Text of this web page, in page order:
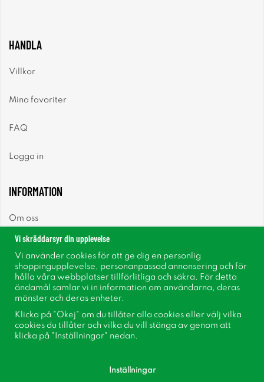
HANDLA
Villkor
Mina favoriter
FAQ
Logga in
INFORMATION
Om oss
Nyhetsbrev
Om cookies
Inspiration
Vi skräddarsyr din upplevelse
Vi använder cookies för att ge dig en personlig
shoppingupplevelse, personanpassad annonsering och för
hålla våra webbplatser tillförlitliga och säkra. För detta
ändamål samlar vi in information om användarna, deras
mönster och deras enheter.
Klicka på "Okej" om du tillåter alla cookies eller välj vilka
cookies du tillåter och vilka du vill stänga av genom att
klicka på "Inställningar" nedan.
Inställningar